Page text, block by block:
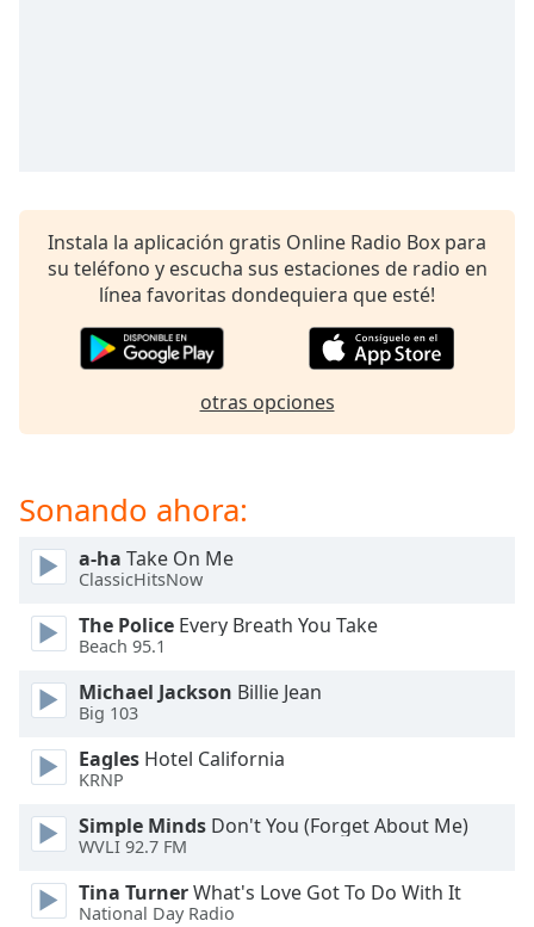
subtitles
settings
opens
subtitles
settings
dialog
subtitles
Picture-
Picture
This
modal
window.
Beginning
dialog
window.
Escape
Instala la aplicación gratis Online Radio Box para
su teléfono y escucha sus estaciones de radio en
línea favoritas dondequiera que esté!
otras opciones
Sonando ahora:
a-ha Take On Me
ClassicHitsNow
The Police Every Breath You Take
Beach 95.1
Michael Jackson Billie Jean
Big 103
Eagles Hotel California
KRNP
Simple Minds Don't You (Forget About Me)
WVLI 92.7 FM
Tina TurnerWhat's Love Got To Do With It
National Day Radio